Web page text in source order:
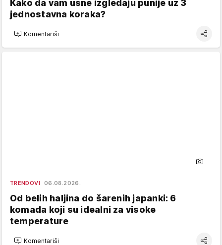
Kako da vam usne izgledaju punije uz 3
jednostavna koraka?
Komentariši
TRENDOVI 06.08.2026.
Od belih haljina do šarenih japanki: 6
komada koji su idealni za visoke
temperature
Komentariši